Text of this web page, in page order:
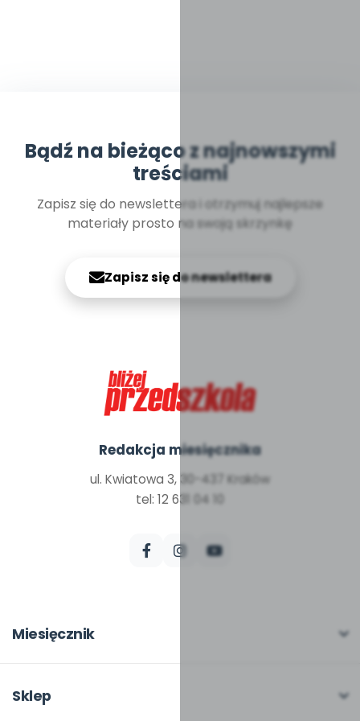
Bądź na bieżąco z najnowszymi
treściami
Zapisz się do newslettera i otrzymuj najlepsze
materiały prosto na swoją skrzynkę
Zapisz się do newslettera
Redakcja miesięcznika
ul. Kwiatowa 3, 30-437 Kraków
tel: 12 631 04 10
Miesięcznik
W numerze
Sklep